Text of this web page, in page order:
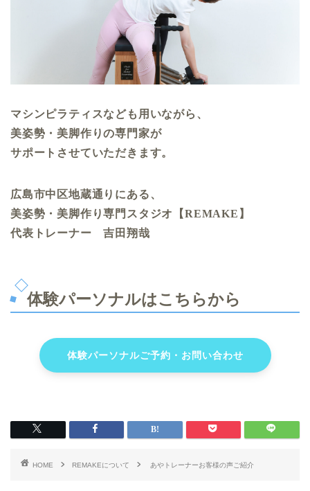
マシンピラティスなども用いながら、
美姿勢・美脚作りの専門家が
サポートさせていただきます。
広島市中区地蔵通りにある、
美姿勢・美脚作り専門スタジオ【REMAKE】
代表トレーナー 吉田翔哉
体験パーソナルはこちらから
体験パーソナルご予約・お問い合わせ
HOME REMAKEについて あやトレーナーお客様の声ご紹介